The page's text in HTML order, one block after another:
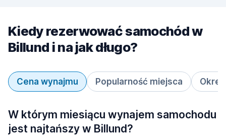
Kiedy rezerwować samochód w
Billund i na jak długo?
Cena wynajmu Popularność miejsca
W którym miesiącu wynajem samochodu
jest najtańszy w Billund?